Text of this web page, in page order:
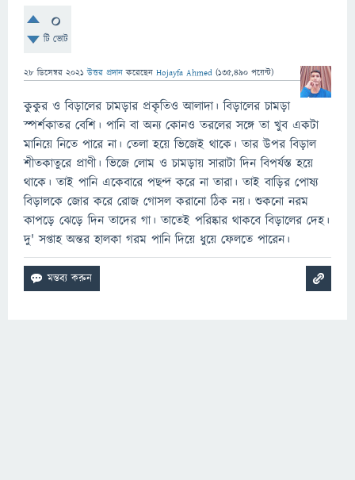
0
টি ভোট
28 ডিসেম্বর 2021 উত্তর প্রদান করেছেন Hojayfa Ahmed (135,490 পয়েন্ট)
কুকুর ও বিড়ালের চামড়ার প্রকৃতিও আলাদা। বিড়ালের চামড়া
স্পর্শকাতর বেশি। পানি বা অন্য কোনও তরলের সঙ্গে তা খুব একটা
মানিয়ে নিতে পারে না। তেলা হয়ে ভিজেই থাকে। তার উপর বিড়াল
শীতকাতুরে প্রাণী। ভিজে লোম ও চামড়ায় সারাটা দিন বিপর্যস্ত হয়ে
থাকে। তাই পানি একেবারে পছন্দ করে না তারা। তাই বাড়ির পোষ্য
বিড়ালকে জোর করে রোজ গোসল করানো ঠিক নয়। শুকনো নরম
কাপড়ে ঝেড়ে দিন তাদের গা। তাতেই পরিষ্কার থাকবে বিড়ালের দেহ।
দু' সপ্তাহ অন্তর হালকা গরম পানি দিয়ে ধুয়ে ফেলতে পারেন।